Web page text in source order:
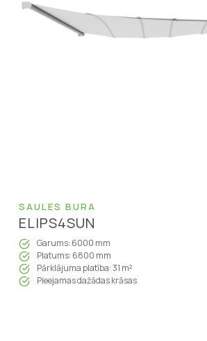
SAULES BURA
ELIPS4SUN
Garums: 6000 mm
Platums: 6800 mm
Pārklājuma platība: 31 m²
Pieejamas dažādas krāsas